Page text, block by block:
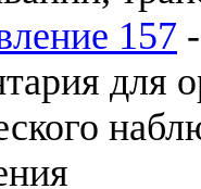
157
для